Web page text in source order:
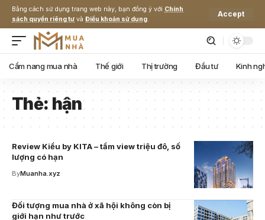
Bằng cách sử dụng trang web này, bạn đồng ý với Chính
sách quyền riêng tư và Điều khoản sử dụng.
Accept
Cẩm nang mua nhà Thế giới Thị trường Đầu tư Kinh
Thẻ:hận
Review Kiều by KITA – tầm view triệu đô, số
lượng có hạn
ByMuanha.xyz
Đối tượng mua nhà ở xã hội không còn bị
giới hạn như trước